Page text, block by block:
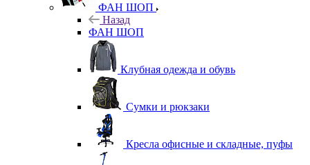
ФАН ШОП
Назад
ФАН ШОП
Клубная одежда и обувь
Сумки и рюкзаки
Кресла офисные и складные, пуфы